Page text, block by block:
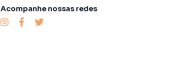
Acompanhe nossas redes